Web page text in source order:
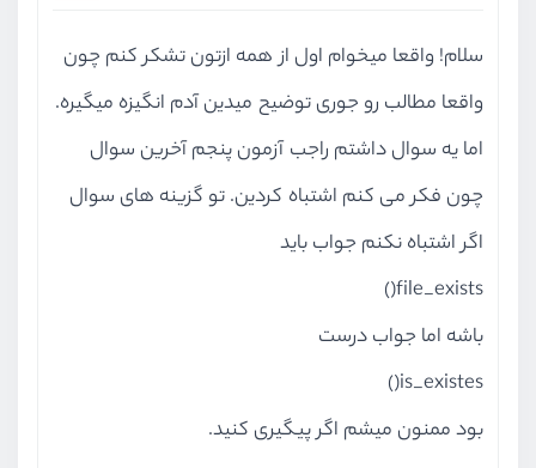
سلام! واقعا میخوام اول از همه ازتون تشکر کنم چون
واقعا مطالب رو جوری توضیح میدین آدم انگیزه میگیره.
اما یه سوال داشتم راجب آزمون پنجم آخرین سوال
چون فکر می کنم اشتباه کردین. تو گزینه های سوال
اگر اشتباه نکنم جواب باید
file_exists()
باشه اما جواب درست
is_existes()
بود ممنون میشم اگر پیگیری کنید.